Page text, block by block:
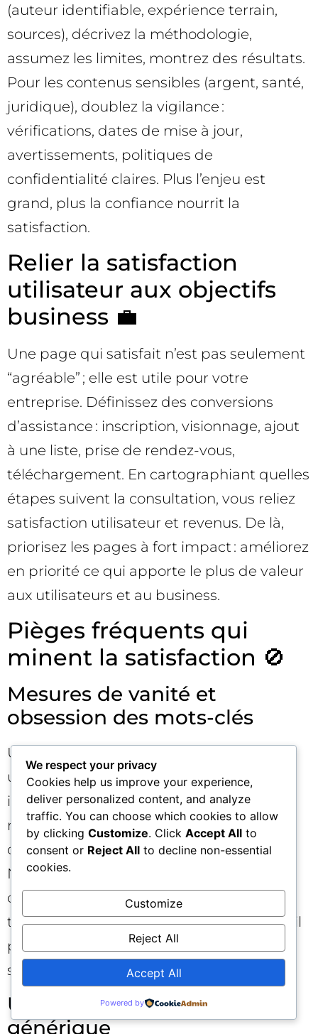
(auteur identifiable, expérience terrain,
sources), décrivez la méthodologie,
assumez les limites, montrez des résultats.
Pour les contenus sensibles (argent, santé,
juridique), doublez la vigilance :
vérifications, dates de mise à jour,
avertissements, politiques de
confidentialité claires. Plus l’enjeu est
grand, plus la confiance nourrit la
satisfaction.
Relier la satisfaction
utilisateur aux objectifs
business 💼
Une page qui satisfait n’est pas seulement
“agréable” ; elle est utile pour votre
entreprise. Définissez des conversions
d’assistance : inscription, visionnage, ajout
à une liste, prise de rendez-vous,
téléchargement. En cartographiant quelles
étapes suivent la consultation, vous reliez
satisfaction utilisateur et revenus. De là,
priorisez les pages à fort impact : améliorez
en priorité ce qui apporte le plus de valeur
aux utilisateurs et au business.
Pièges fréquents qui
minent la satisfaction 🚫
Mesures de vanité et
obsession des mots-clés
Un temps sur la page élevé peut traduire
une lecture attentive… ou une
incompréhension. Un faible taux de
rebond peut signifier un contenu
captivant… ou un design qui force le clic.
N’optimisez pas pour un chiffre isolé ;
optimisez pour l’accomplissement de la
tâche. Et évitez le bourrage sémantique : il
perturbe la lecture et n’améliore pas la
satisfaction utilisateur.
UX frustrante et contenu
générique
We respect your privacy
Cookies help us improve your experience,
deliver personalized content, and analyze
traffic. You can choose which cookies to allow
by clicking Customize. Click Accept All to
consent or Reject All to decline non-essential
cookies.
Customize
Reject All
Accept All
Powered by